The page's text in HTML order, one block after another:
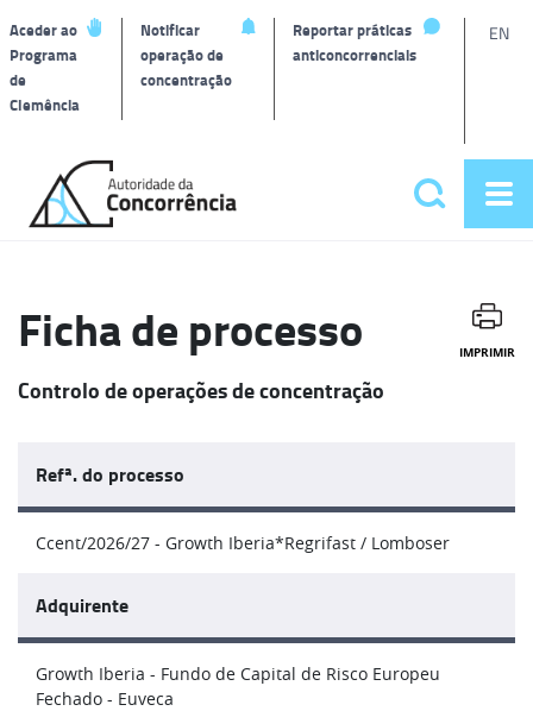
Aceder ao
Programa
de
Clemência
Notificar
operação de
concentração
Reportar práticas
anticoncorrenciais
EN
Página
inicial
Pesquisar
Ficha de processo IMPRIMIR
Controlo de operações de concentração
Refª. do processo
Ccent/2026/27 - Growth Iberia*Regrifast / Lomboser
Adquirente
Growth Iberia - Fundo de Capital de Risco Europeu
Fechado - Euveca